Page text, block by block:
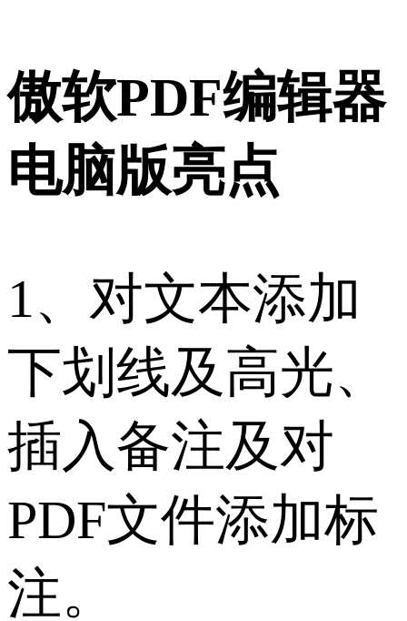
傲软PDF编辑器
电脑版亮点
1、对文本添加
下划线及高光、
插入备注及对
PDF文件添加标
注。